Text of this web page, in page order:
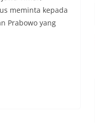
meminta kepada
Prabowo yang